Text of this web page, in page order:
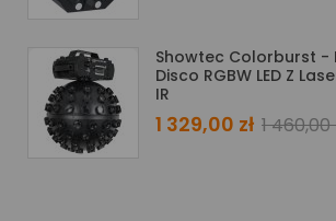
Showtec Colorburst -
Disco RGBW LED Z
IR
1 329,00 zł 1 460,00